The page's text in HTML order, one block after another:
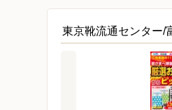
東京靴流通センター/